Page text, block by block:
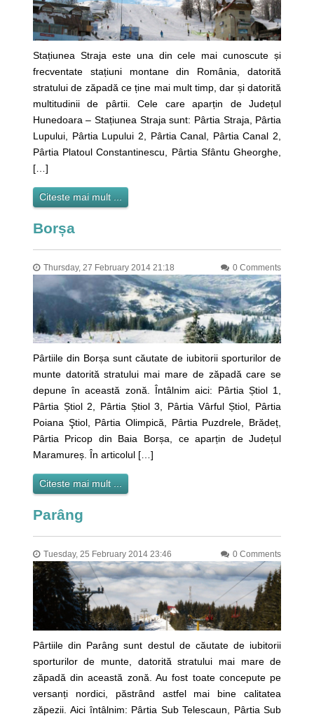
Stațiunea Straja este una din cele mai cunoscute și
frecventate stațiuni montane din România, datorită
stratului de zăpadă ce ține mai mult timp, dar și datorită
multitudinii de pârtii. Cele care aparțin de Județul
Hunedoara – Stațiunea Straja sunt: Pârtia Straja, Pârtia
Lupului, Pârtia Lupului 2, Pârtia Canal, Pârtia Canal 2,
Pârtia Platoul Constantinescu, Pârtia Sfântu Gheorghe,
[…]
Citeste mai mult ...
Borșa
Thursday, 27 February 2014 21:18 0 Comments
Pârtiile din Borșa sunt căutate de iubitorii sporturilor de
munte datorită stratului mai mare de zăpadă care se
depune în această zonă. Întâlnim aici: Pârtia Știol 1,
Pârtia Știol 2, Pârtia Știol 3, Pârtia Vârful Știol, Pârtia
Poiana Ştiol, Pârtia Olimpică, Pârtia Puzdrele, Brădeț,
Pârtia Pricop din Baia Borșa, ce aparțin de Județul
Maramureș. În articolul […]
Citeste mai mult ...
Parâng
Tuesday, 25 February 2014 23:46 0 Comments
Pârtiile din Parâng sunt destul de căutate de iubitorii
sporturilor de munte, datorită stratului mai mare de
zăpadă din această zonă. Au fost toate concepute pe
versanți nordici, păstrând astfel mai bine calitatea
zăpezii. Aici întâlnim: Pârtia Sub Telescaun, Pârtia Sub